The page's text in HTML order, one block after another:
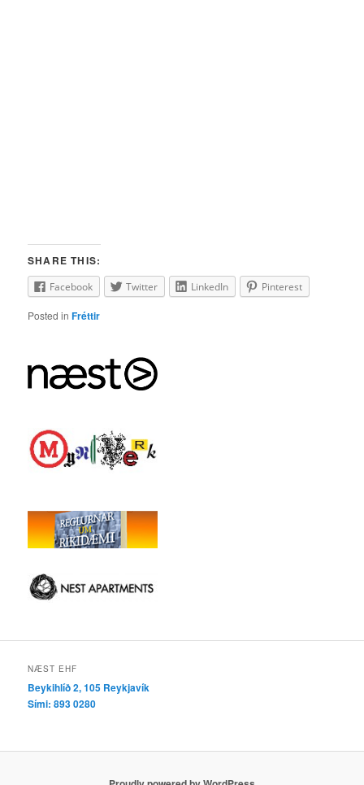
SHARE THIS:
Facebook Twitter LinkedIn Pinterest
Posted in Fréttir
NÆST EHF
Beykihlíð 2, 105 Reykjavík
Sími: 893 0280